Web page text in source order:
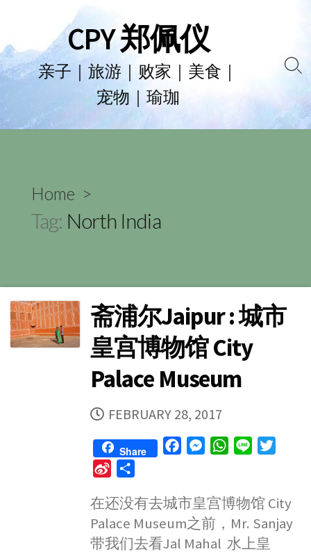
to
content
CPY 郑佩仪
亲子｜旅游｜败家｜美食｜
宠物｜瑜珈
Home >
Tag: North India
斋浦尔Jaipur : 城市
皇宫博物馆 City
Palace Museum
PUBLISHED
DATE
FEBRUARY 28, 2017
Share
e
b
o
s
e
W
t
s
A
e
t
t
n
a
W
a
r
e
在还没有去城市皇宫博物馆 City
Palace Museum之前，Mr. Sanjay
带我们去看Jal Mahal 水上皇